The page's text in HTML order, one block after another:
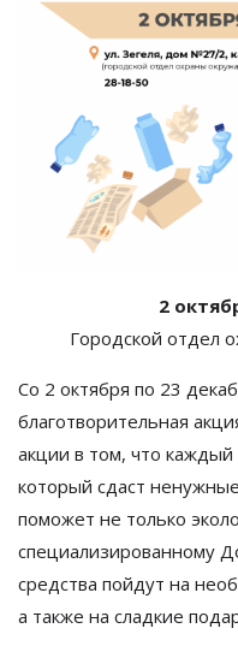
2
Городской отдел
Со 2 октября по 23
благотворительная
акции в том, что
который сдаст
поможет не только
специализированному
средства пойдут на
а также на сладкие